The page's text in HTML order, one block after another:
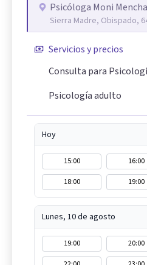
Psicóloga Moni
Sierra Madre, Obispado,
Servicios y precios
Consulta para
Psicología adulto
Hoy
15:00 16:00
18:00
19:00
Lunes, 10 de agosto
19:00 20:00